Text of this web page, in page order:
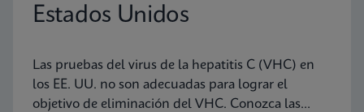
Estados Unidos
Las pruebas del virus de la hepatitis C (VHC) en
los EE. UU. no son adecuadas para lograr el
objetivo de eliminación del VHC. Conozca las